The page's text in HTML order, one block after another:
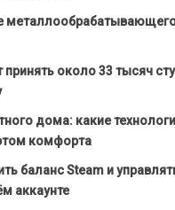
принять около 33 тысяч
дома: какие
комфорта
баланс Steam и
аккаунте